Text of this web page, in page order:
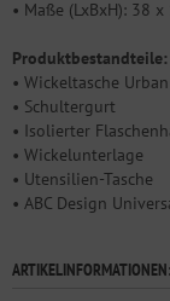
• Maße (LxBxH): 38
Produktbestandteile:
• Wickeltasche Urban
• Schultergurt
• Isolierter
• Wickelunterlage
• Utensilien-Tasche
• ABC Design
ARTIKELINFORMATIONEN: